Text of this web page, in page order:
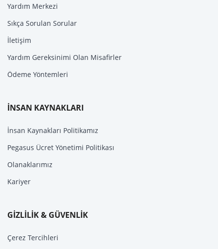
Yardım Merkezi
Sıkça Sorulan Sorular
İletişim
Yardım Gereksinimi Olan Misafirler
Ödeme Yöntemleri
İNSAN KAYNAKLARI
İnsan Kaynakları Politikamız
Pegasus Ücret Yönetimi Politikası
Olanaklarımız
Kariyer
GİZLİLİK & GÜVENLİK
Çerez Tercihleri